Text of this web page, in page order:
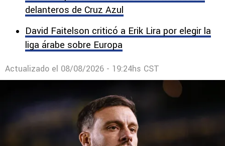
delanteros de Cruz Azul
David Faitelson criticó a Erik Lira por elegir la
liga árabe sobre Europa
Actualizado el 08/08/2026 - 19:24hs CST